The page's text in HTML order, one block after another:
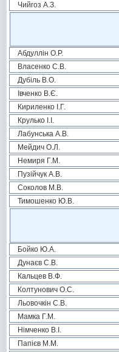
Чийгоз А.З.
Абдуллін О.Р.
Власенко С.В.
Дубіль В.О.
Івченко В.Є.
Кириленко І.Г.
Крулько І.І.
Лабунська А.В.
Мейдич О.Л.
Немиря Г.М.
Пузійчук А.В.
Соколов М.В.
Тимошенко Ю.В.
Бойко Ю.А.
Дунаєв С.В.
Кальцев В.Ф.
Колтунович О.С.
Льовочкін С.В.
Мамка Г.М.
Німченко В.І.
Папієв М.М.